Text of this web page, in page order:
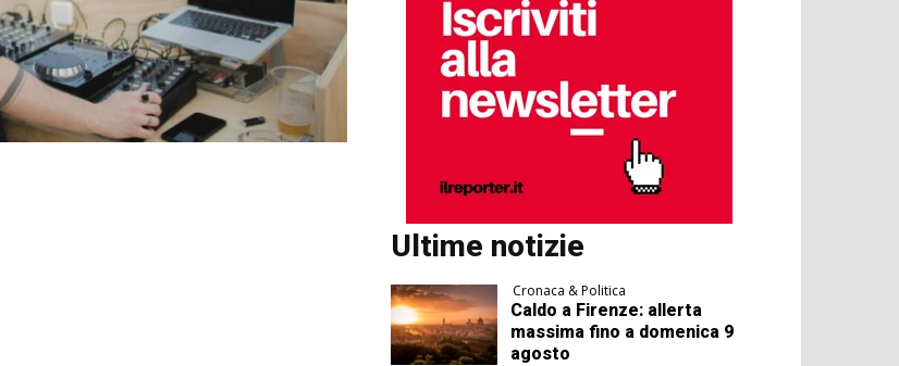
Ultime notizie
Cronaca & Politica
Caldo a Firenze: allerta
massima fino a domenica 9
agosto